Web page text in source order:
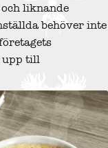
liknande
behöver inte
upp till